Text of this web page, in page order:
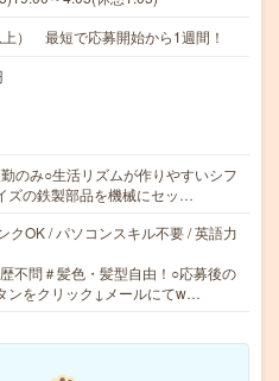
） 最短で応募開始から1週間！
のみ○生活リズムが作りやすいシフ
ズの鉄製部品を機械にセッ…
クOK / パソコンスキル不要 / 英語力
不問＃髪色・髪型自由！○応募後の
ンをクリック↓メールにてw…